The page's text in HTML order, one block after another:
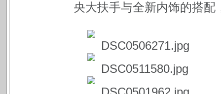
央大扶手与全新内饰的搭配